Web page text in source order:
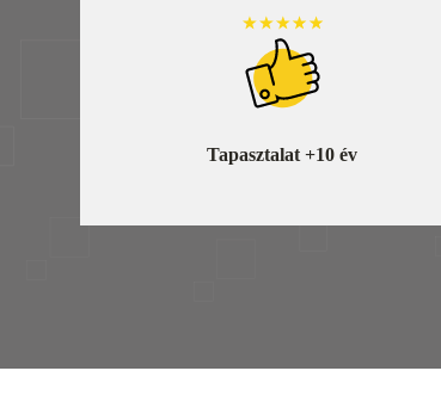
Tapasztalat +10 év